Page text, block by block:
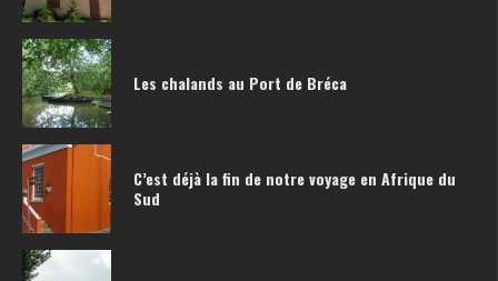
Les chalands au Port de Bréca
C’est déjà la fin de notre voyage en Afrique du
Sud